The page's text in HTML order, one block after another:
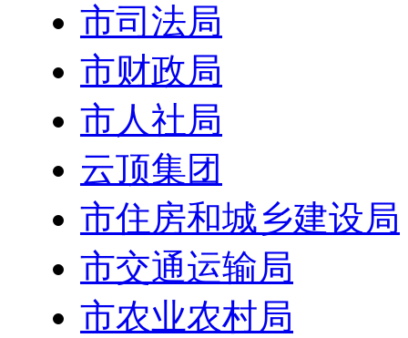
市司法局
市财政局
市人社局
云顶集团
市住房和城乡建设局
市交通运输局
市农业农村局